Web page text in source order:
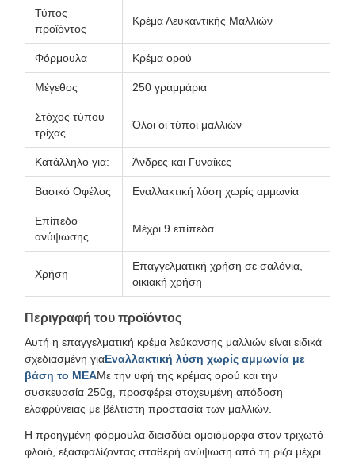
Τύπος
προϊόντος
Κρέμα Λευκαντικής Μαλλιών
Φόρμουλα Κρέμα ορού
Μέγεθος 250 γραμμάρια
Στόχος τύπου
τρίχας
Όλοι οι τύποι μαλλιών
Κατάλληλο για: Άνδρες και Γυναίκες
Βασικό Οφέλος Εναλλακτική λύση χωρίς αμμωνία
Επίπεδο
ανύψωσης
Μέχρι 9 επίπεδα
Χρήση
Επαγγελματική χρήση σε σαλόνια,
οικιακή χρήση
Περιγραφή του προϊόντος
Αυτή η επαγγελματική κρέμα λεύκανσης μαλλιών είναι ειδικά
σχεδιασμένη γιαΕναλλακτική λύση χωρίς αμμωνία με
βάση το MEAΜε την υφή της κρέμας ορού και την
συσκευασία 250g, προσφέρει στοχευμένη απόδοση
ελαφρύνειας με βέλτιστη προστασία των μαλλιών.
Η προηγμένη φόρμουλα διεισδύει ομοιόμορφα στον τριχωτό
φλοιό, εξασφαλίζοντας σταθερή ανύψωση από τη ρίζα μέχρι